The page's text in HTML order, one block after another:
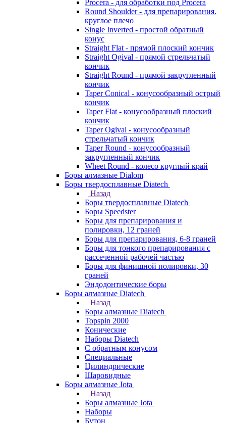
Procera - для обработки под Procera
Round Shoulder - для препарирования.
круглое плечо
Single Inverted - простой обратный
конус
Straight Flat - прямой плоский кончик
Straight Ogival - прямой стрельчатый
кончик
Straight Round - прямой закругленный
кончик
Taper Conical - конусообразный острый
кончик
Taper Flat - конусообразный плоский
кончик
Taper Ogival - конусообразный
стрельчатый кончик
Taper Round - конусообразный
закругленный кончик
Wheet Round - колесо круглый край
Боры алмазные Dialom
Боры твердосплавные Diatech
Назад
Боры твердосплавные Diatech
Боры Speedster
Боры для препарирования и
полировки, 12 граней
Боры для препарирования, 6-8 граней
Боры для тонкого препарирования с
рассеченной рабочей частью
Боры для финишной полировки, 30
граней
Эндодонтические боры
Боры алмазные Diatech
Назад
Боры алмазные Diatech
Topspin 2000
Конические
Наборы Diatech
С обратным конусом
Специальные
Цилиндрические
Шаровидные
Боры алмазные Jota
Назад
Боры алмазные Jota
Наборы
Бутон